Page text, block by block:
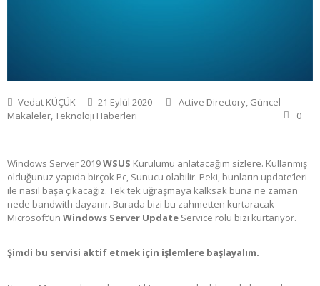
Vedat KÜÇÜK 21 Eylül 2020 Active Directory Güncel
Makaleler Teknoloji Haberleri 0
Windows Server 2019WSUS Kurulumu anlatacağım sizlere. Kullanmış
olduğunuz yapıda birçok Pc, Sunucu olabilir. Peki, bunların update’leri
ile nasıl başa çıkacağız. Tek tek uğraşmaya kalksak buna ne zaman
nede bandwith dayanır. Burada bizi bu zahmetten kurtaracak
Microsoft’un Windows Server Update Service rolü bizi kurtarıyor.
Şimdi bu servisi aktif etmek için işlemlere başlayalım.